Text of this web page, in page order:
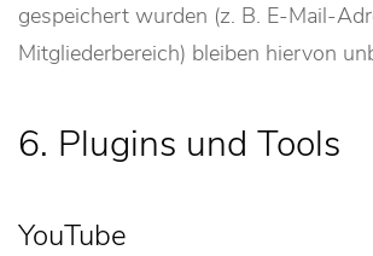
gespeichert wurden (z. B. E-Mail-
Mitgliederbereich) bleiben hiervon
6. Plugins und Tools
YouTube